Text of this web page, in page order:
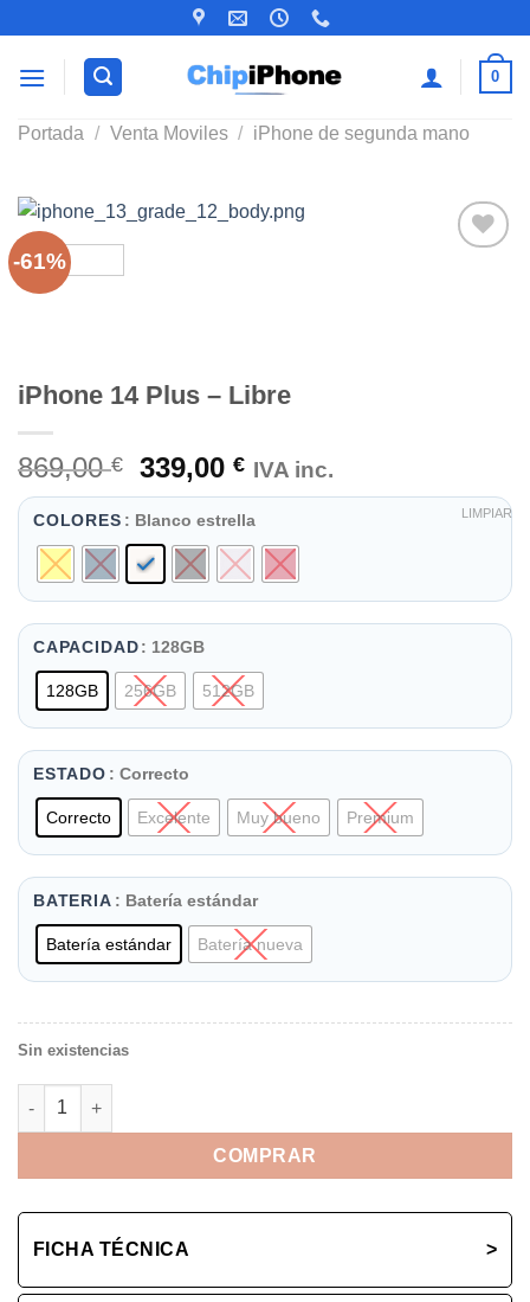
contenido
0
Portada / Venta Moviles / iPhone de segunda mano
-61%
iPhone 14 Plus – Libre
869,00€
El
precio
original
era:
869,00 €.
339,00€El
precio
actual
es:
339,00 €.
IVA inc.
COLORES : Blanco estrella
CAPACIDAD : 128GB
128GB 256GB 512GB
ESTADO : Correcto
Correcto Excelente Muy bueno Premium
BATERIA : Batería estándar
Batería estándar Batería nueva
LIMPIAR
Sin existencias
iPhone 14 Plus - Libre cantidad
COMPRAR
FICHA TÉCNICA >
×
×
×